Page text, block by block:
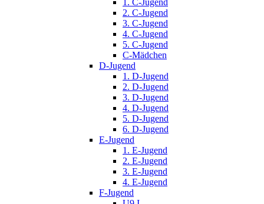
1. C-Jugend
2. C-Jugend
3. C-Jugend
4. C-Jugend
5. C-Jugend
C-Mädchen
D-Jugend
1. D-Jugend
2. D-Jugend
3. D-Jugend
4. D-Jugend
5. D-Jugend
6. D-Jugend
E-Jugend
1. E-Jugend
2. E-Jugend
3. E-Jugend
4. E-Jugend
F-Jugend